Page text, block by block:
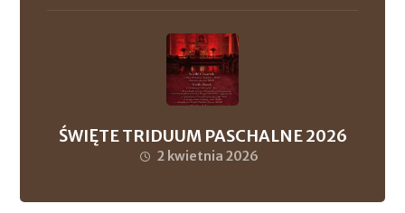
ŚWIĘTE TRIDUUM PASCHALNE 2026
2 kwietnia 2026